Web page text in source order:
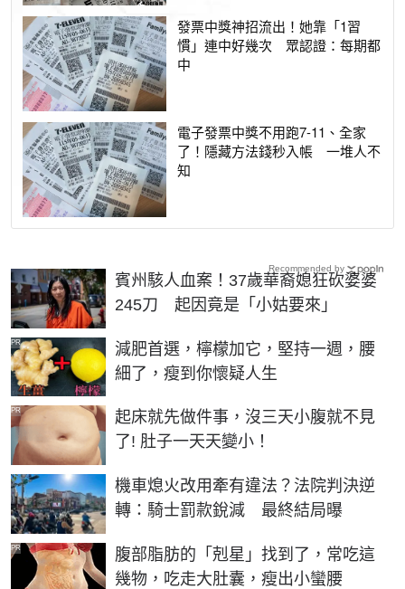
發票中獎神招流出！她靠「1習
慣」連中好幾次 眾認證：每期都
中
電子發票中獎不用跑7-11、全家
了！隱藏方法錢秒入帳 一堆人不
知
賓州駭人血案！37歲華裔媳狂砍婆婆
245刀 起因竟是「小姑要來」
減肥首選，檸檬加它，堅持一週，腰
細了，瘦到你懷疑人生
PR
起床就先做件事，沒三天小腹就不見
了! 肚子一天天變小！
PR
機車熄火改用牽有違法？法院判決逆
轉：騎士罰款銳減 最終結局曝
腹部脂肪的「剋星」找到了，常吃這
幾物，吃走大肚囊，瘦出小蠻腰
PR
Recommended by